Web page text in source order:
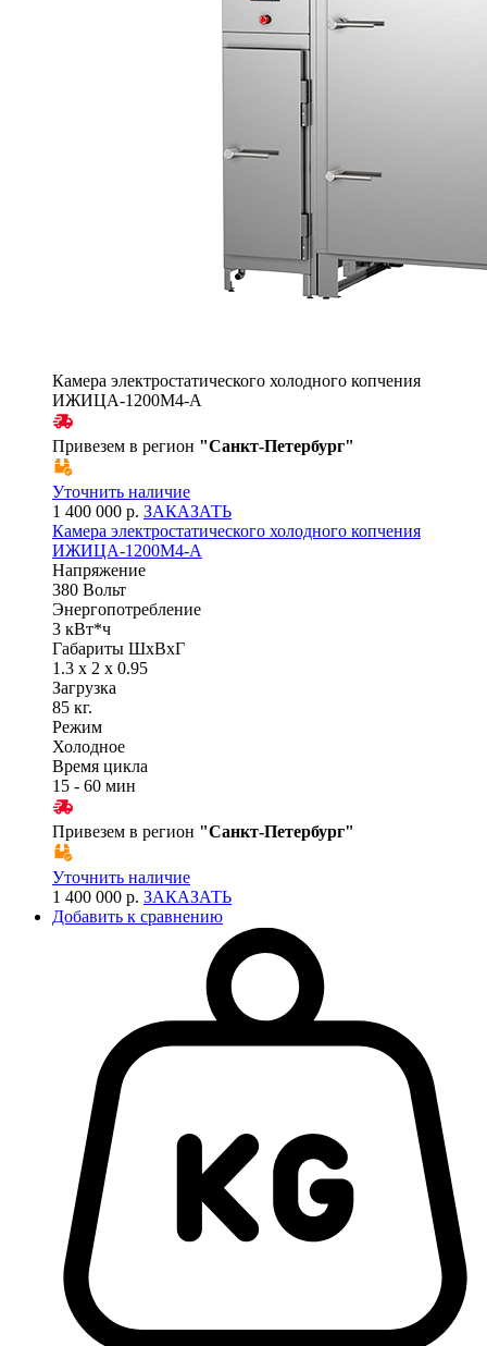
Камера электростатического холодного копчения
ИЖИЦА-1200М4-А
Привезем в регион "Санкт-Петербург"
Уточнить наличие
1 400 000 р. ЗАКАЗАТЬ
Камера электростатического холодного копчения
ИЖИЦА-1200М4-А
Напряжение
380 Вольт
Энергопотребление
3 кВт*ч
Габариты ШхВхГ
1.3 x 2 x 0.95
Загрузка
85 кг.
Режим
Холодное
Время цикла
15 - 60 мин
Привезем в регион "Санкт-Петербург"
Уточнить наличие
1 400 000 р. ЗАКАЗАТЬ
Добавить к сравнению